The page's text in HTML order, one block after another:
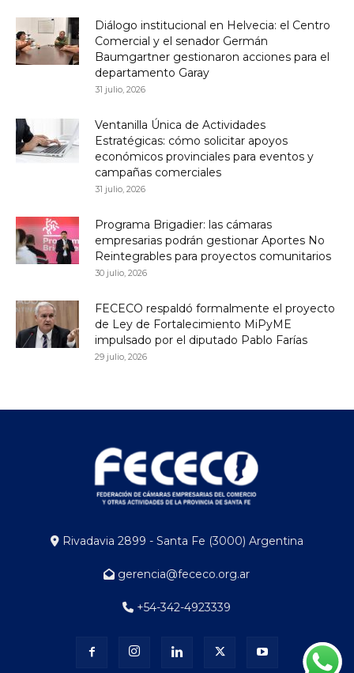
Diálogo institucional en Helvecia: el Centro
Comercial y el senador Germán
Baumgartner gestionaron acciones para el
departamento Garay
31 julio, 2026
Ventanilla Única de Actividades
Estratégicas: cómo solicitar apoyos
económicos provinciales para eventos y
campañas comerciales
31 julio, 2026
Programa Brigadier: las cámaras
empresarias podrán gestionar Aportes No
Reintegrables para proyectos comunitarios
30 julio, 2026
FECECO respaldó formalmente el proyecto
de Ley de Fortalecimiento MiPyME
impulsado por el diputado Pablo Farías
29 julio, 2026
Rivadavia 2899 - Santa Fe (3000) Argentina
gerencia@fececo.org.ar
+54-342-4923339